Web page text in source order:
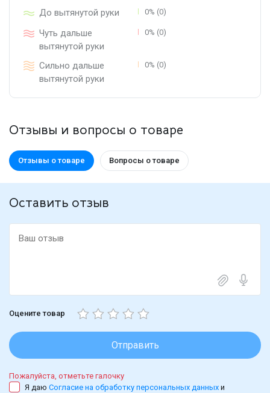
До вытянутой руки 0% (0)
Чуть дальше
вытянутой руки
0% (0)
Сильно дальше
вытянутой руки
0% (0)
Отзывы и вопросы о товаре
Отзывы о товаре Вопросы о товаре
Оставить отзыв
Оцените товар
Отправить
Пожалуйста, отметьте галочку
Я даю Согласие на обработку персональных данных и